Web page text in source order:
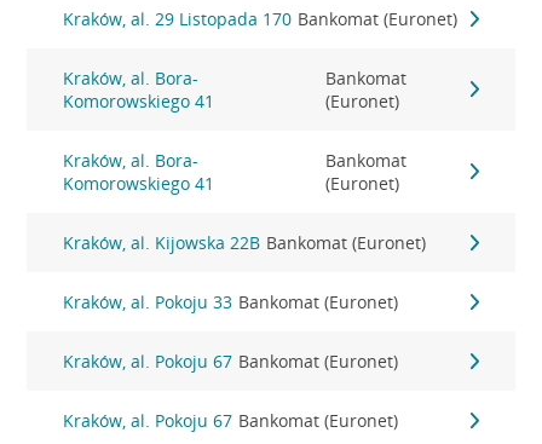
Kraków, al. 29 Listopada 170 Bankomat (Euronet)
Kraków, al. Bora-
Komorowskiego 41
Bankomat
(Euronet)
Kraków, al. Bora-
Komorowskiego 41
Bankomat
(Euronet)
Kraków, al. Kijowska 22B Bankomat (Euronet)
Kraków, al. Pokoju 33 Bankomat (Euronet)
Kraków, al. Pokoju 67 Bankomat (Euronet)
Kraków, al. Pokoju 67 Bankomat (Euronet)